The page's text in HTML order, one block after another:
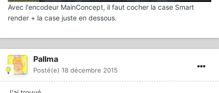
Avec l'encodeur MainConcept, il faut cocher la case Smart
render + la case juste en dessous.
Pallma
Posté(e) 18 décembre 2015